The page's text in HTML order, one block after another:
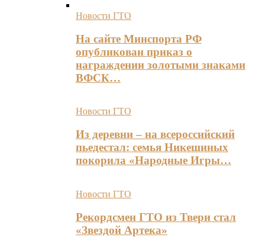
Новости ГТО
На сайте Минспорта РФ
опубликован приказ о
награждении золотыми знаками
ВФСК…
Новости ГТО
Из деревни – на всероссийский
пьедестал: семья Никешиных
покорила «Народные Игры…
Новости ГТО
Рекордсмен ГТО из Твери стал
«Звездой Артека»